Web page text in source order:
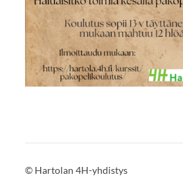
© Hartolan 4H-yhdistys